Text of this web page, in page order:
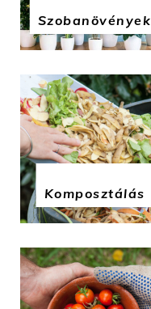
Szobanövények
Komposztálás